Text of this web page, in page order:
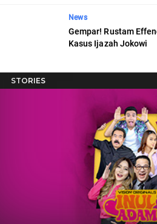
News
Gempar! Rustam
Kasus Ijazah Jokowi